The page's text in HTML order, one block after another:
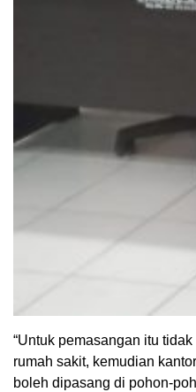
“Untuk pemasangan itu
rumah sakit, kemudian
boleh dipasang di pohon-